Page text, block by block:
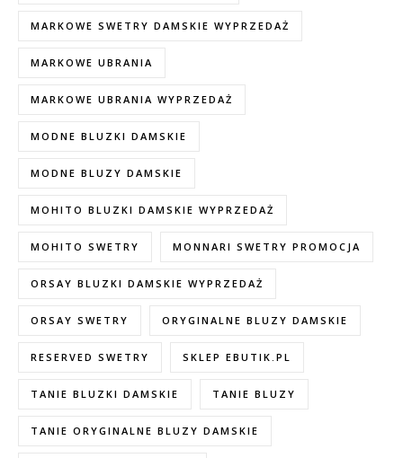
MARKOWE SWETRY DAMSKIE WYPRZEDAŻ
MARKOWE UBRANIA
MARKOWE UBRANIA WYPRZEDAŻ
MODNE BLUZKI DAMSKIE
MODNE BLUZY DAMSKIE
MOHITO BLUZKI DAMSKIE WYPRZEDAŻ
MOHITO SWETRY MONNARI SWETRY PROMOCJA
ORSAY BLUZKI DAMSKIE WYPRZEDAŻ
ORSAY SWETRY ORYGINALNE BLUZY DAMSKIE
RESERVED SWETRY SKLEP EBUTIK.PL
TANIE BLUZKI DAMSKIE TANIE BLUZY
TANIE ORYGINALNE BLUZY DAMSKIE